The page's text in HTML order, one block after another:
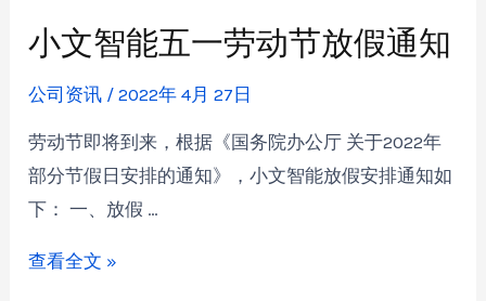
小文智能五一劳动节放假通知
公司资讯 /2022年 4月 27日
劳动节即将到来，根据《国务院办公厅 关于2022年
部分节假日安排的通知》，小文智能放假安排通知如
下： 一、放假 …
查看全文 »